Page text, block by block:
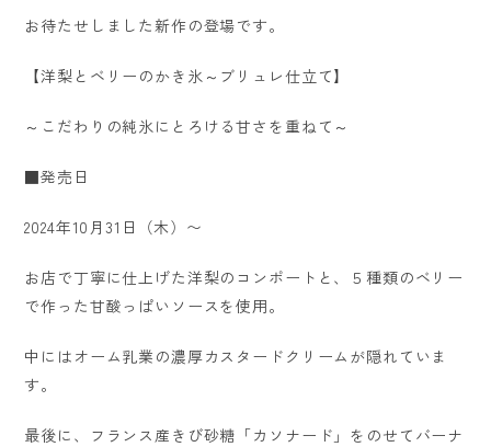
お待たせしました新作の登場です。
【洋梨とベリーのかき氷～ブリュレ仕立て】
～こだわりの純氷にとろける甘さを重ねて～
■発売日
2024年10月31日（木）〜
お店で丁寧に仕上げた洋梨のコンポートと、５種類のベリー
で作った甘酸っぱいソースを使用。
中にはオーム乳業の濃厚カスタードクリームが隠れていま
す。
最後に、フランス産きび砂糖「カソナード」をのせてバーナ